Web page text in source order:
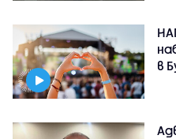
в